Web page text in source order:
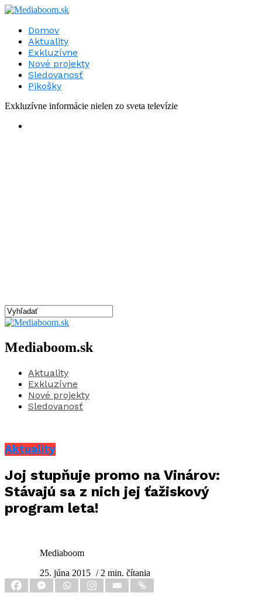
Domov
Aktuality
Exkluzívne
Nové projekty
Sledovanosť
Pikošky
Exkluzívne informácie nielen zo sveta televízie
Mediaboom.sk
Aktuality
Exkluzívne
Nové projekty
Sledovanosť
Aktuality
Joj stupňuje promo na Vinárov:
Stávajú sa z nich jej ťažiskový
program leta!
Mediaboom
25. júna 2015 / 2 min. čítania